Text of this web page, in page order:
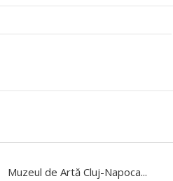
Muzeul de Artă Cluj-Napoca...